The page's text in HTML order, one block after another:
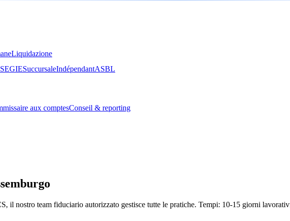
Liquidazione
SEGIESuccursaleIndépendantASBL
aux comptesConseil & reporting
il nostro team fiduciario autorizzato gestisce tutte le pratiche. Tempi: 10-15 giorni